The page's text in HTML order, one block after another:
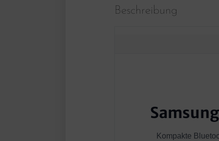
Beschreibung
Kompakte